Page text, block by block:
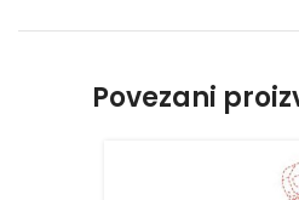
Povezani